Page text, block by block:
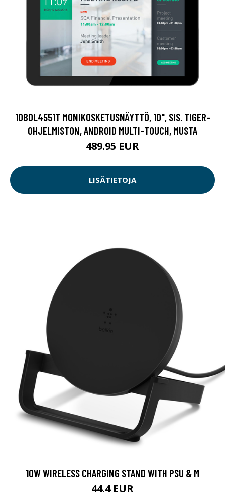
10BDL4551T MONIKOSKETUSNÄYTTÖ, 10", SIS. TIGER-
OHJELMISTON, ANDROID MULTI-TOUCH, MUSTA
489.95 EUR
LISÄTIETOJA
10W WIRELESS CHARGING STAND WITH PSU & M
44.4 EUR